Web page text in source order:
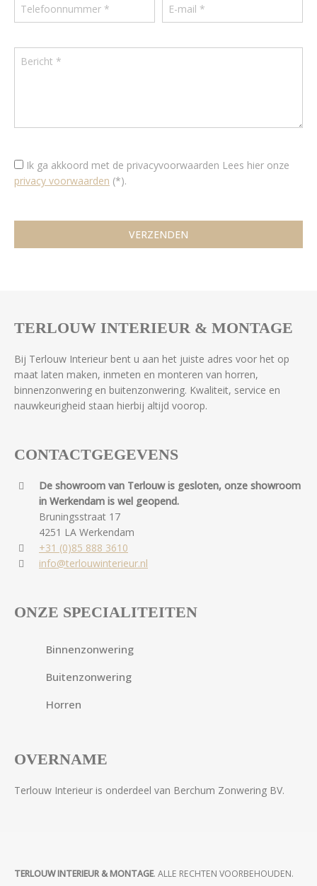
Ik ga akkoord met de privacyvoorwaarden Lees hier onze
privacy voorwaarden (*).
TERLOUW INTERIEUR & MONTAGE
Bij Terlouw Interieur bent u aan het juiste adres voor het op
maat laten maken, inmeten en monteren van horren,
binnenzonwering en buitenzonwering. Kwaliteit, service en
nauwkeurigheid staan hierbij altijd voorop.
CONTACTGEGEVENS
De showroom van Terlouw is gesloten, onze showroom
in Werkendam is wel geopend.
Bruningsstraat 17
4251 LA Werkendam
+31 (0)85 888 3610
info@terlouwinterieur.nl
ONZE SPECIALITEITEN
Binnenzonwering
Buitenzonwering
Horren
OVERNAME
Terlouw Interieur is onderdeel van Berchum Zonwering BV.
TERLOUW INTERIEUR & MONTAGE. ALLE RECHTEN VOORBEHOUDEN.